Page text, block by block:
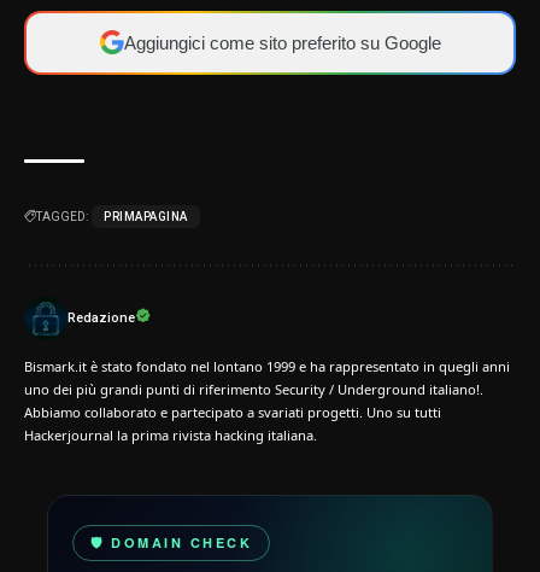
Aggiungici come sito preferito su Google
TAGGED: PRIMAPAGINA
Redazione
Bismark.it è stato fondato nel lontano 1999 e ha rappresentato in quegli anni
uno dei più grandi punti di riferimento Security / Underground italiano!.
Abbiamo collaborato e partecipato a svariati progetti. Uno su tutti
Hackerjournal la prima rivista hacking italiana.
🛡️ DOMAIN CHECK